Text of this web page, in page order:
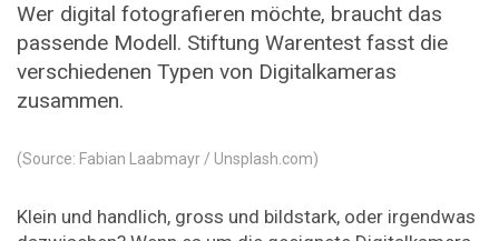
Wer digital fotografieren möchte, braucht das
passende Modell. Stiftung Warentest fasst die
verschiedenen Typen von Digitalkameras
zusammen.
(Source: Fabian Laabmayr / Unsplash.com)
Klein und handlich, gross und bildstark, oder irgendwas